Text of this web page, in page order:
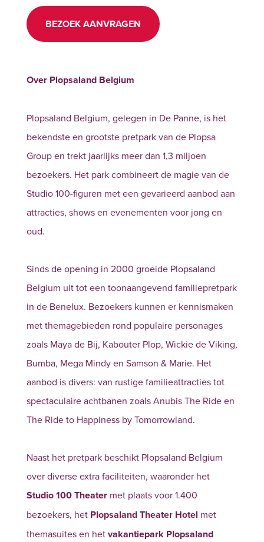
BEZOEK AANVRAGEN
Over Plopsaland Belgium
Plopsaland Belgium, gelegen in De Panne, is het
bekendste en grootste pretpark van de Plopsa
Group en trekt jaarlijks meer dan 1,3 miljoen
bezoekers. Het park combineert de magie van de
Studio 100-figuren met een gevarieerd aanbod aan
attracties, shows en evenementen voor jong en
oud.
Sinds de opening in 2000 groeide Plopsaland
Belgium uit tot een toonaangevend familiepretpark
in de Benelux. Bezoekers kunnen er kennismaken
met themagebieden rond populaire personages
zoals Maya de Bij, Kabouter Plop, Wickie de Viking,
Bumba, Mega Mindy en Samson & Marie. Het
aanbod is divers: van rustige familieattracties tot
spectaculaire achtbanen zoals Anubis The Ride en
The Ride to Happiness by Tomorrowland.
Naast het pretpark beschikt Plopsaland Belgium
over diverse extra faciliteiten, waaronder het
Studio 100 Theatermet plaats voor 1.400
bezoekers, het Plopsaland Theater Hotel met
themasuites en hetvakantiepark Plopsaland